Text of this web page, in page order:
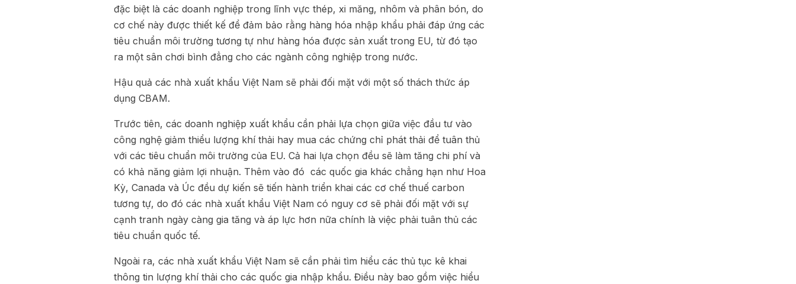
đặc biệt là các doanh nghiệp trong lĩnh vực thép, xi măng, nhôm và phân bón, do
cơ chế này được thiết kế để đảm bảo rằng hàng hóa nhập khẩu phải đáp ứng các
tiêu chuẩn môi trường tương tự như hàng hóa được sản xuất trong EU, từ đó tạo
ra một sân chơi bình đẳng cho các ngành công nghiệp trong nước.
Hậu quả các nhà xuất khẩu Việt Nam sẽ phải đối mặt với một số thách thức áp
dụng CBAM.
Trước tiên, các doanh nghiệp xuất khẩu cần phải lựa chọn giữa việc đầu tư vào
công nghệ giảm thiểu lượng khí thải hay mua các chứng chỉ phát thải để tuân thủ
với các tiêu chuẩn môi trường của EU. Cả hai lựa chọn đều sẽ làm tăng chi phí và
có khả năng giảm lợi nhuận. Thêm vào đó các quốc gia khác chẳng hạn như Hoa
Kỳ, Canada và Úc đều dự kiến sẽ tiến hành triển khai các cơ chế thuế carbon
tương tự, do đó các nhà xuất khẩu Việt Nam có nguy cơ sẽ phải đối mặt với sự
cạnh tranh ngày càng gia tăng và áp lực hơn nữa chính là việc phải tuân thủ các
tiêu chuẩn quốc tế.
Ngoài ra, các nhà xuất khẩu Việt Nam sẽ cần phải tìm hiểu các thủ tục kê khai
thông tin lượng khí thải cho các quốc gia nhập khẩu. Điều này bao gồm việc hiểu